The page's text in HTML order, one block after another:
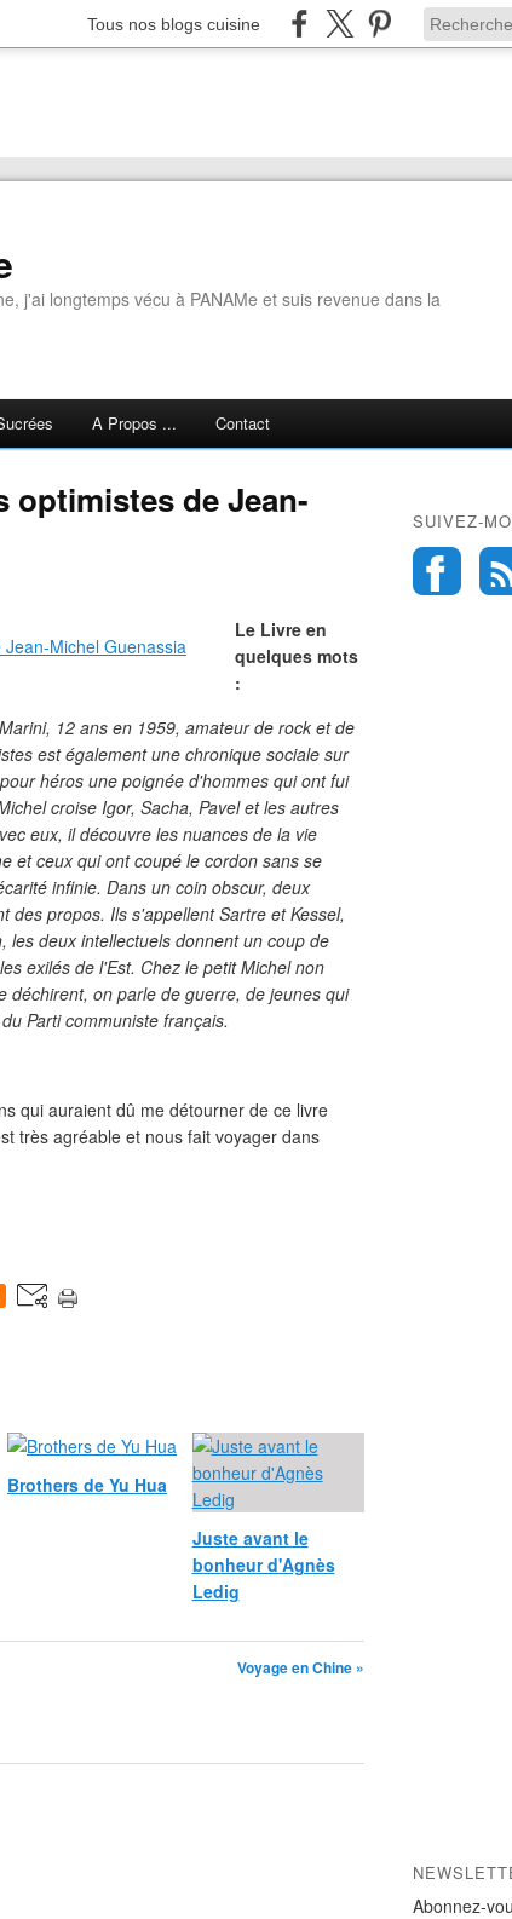
Tous nos blogs cuisine
j'ai longtemps vécu à PANAMe et suis revenue dans la
A Propos ... Contact
optimistes de Jean-
Le Livre en
quelques mots
:
12 ans en 1959, amateur de rock et de
est également une chronique sociale sur
héros une poignée d'hommes qui ont fui
croise Igor, Sacha, Pavel et les autres
eux, il découvre les nuances de la vie
et ceux qui ont coupé le cordon sans se
infinie. Dans un coin obscur, deux
des propos. Ils s'appellent Sartre et Kessel,
les deux intellectuels donnent un coup de
exilés de l'Est. Chez le petit Michel non
déchirent, on parle de guerre, de jeunes qui
Parti communiste français.
qui auraient dû me détourner de ce livre
très agréable et nous fait voyager dans
Brothers de Yu Hua
Juste avant le
bonheur d'Agnès
Ledig
Voyage en Chine »
SUIVEZ-
Abonnez-